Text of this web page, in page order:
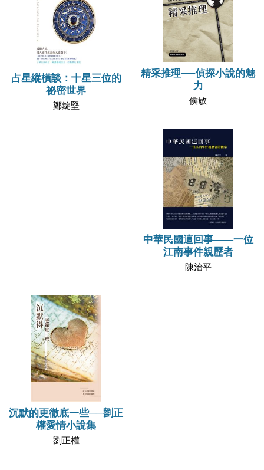
占星縱橫談：十星三位的
祕密世界
鄭錠堅
精采推理──偵探小說的魅
力
侯敏
中華民國這回事——一位
江南事件親歷者
陳治平
沉默的更徹底一些──劉正
權愛情小說集
劉正權